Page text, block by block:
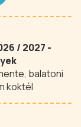
/ 2027 -
balatoni
koktél